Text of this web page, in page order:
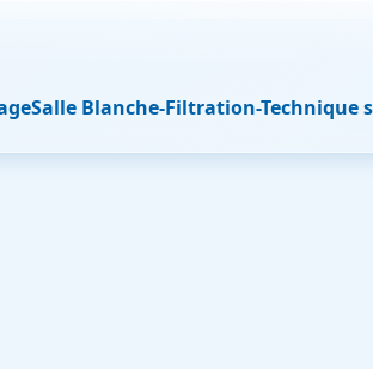
Salle Blanche-Filtration-Technique